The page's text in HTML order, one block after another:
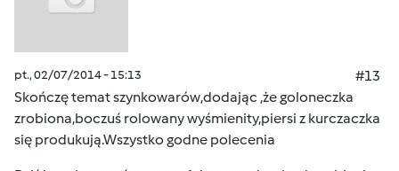
pt., 02/07/2014 - 15:13
#13
Skończę temat szynkowarów,dodając ,że goloneczka
zrobiona,boczuś rolowany wyśmienity,piersi z kurczaczka
się produkują.Wszystko godne polecenia